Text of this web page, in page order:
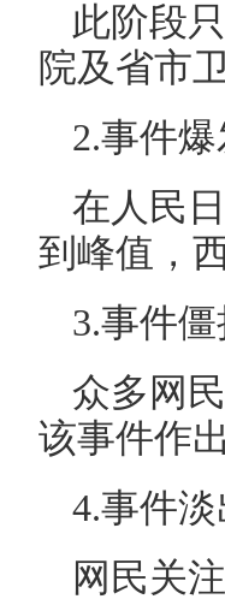
此阶段
院及省市
2.事件
在人民
到峰值，
3.事件
众多网
该事件作
4.事件
网民关